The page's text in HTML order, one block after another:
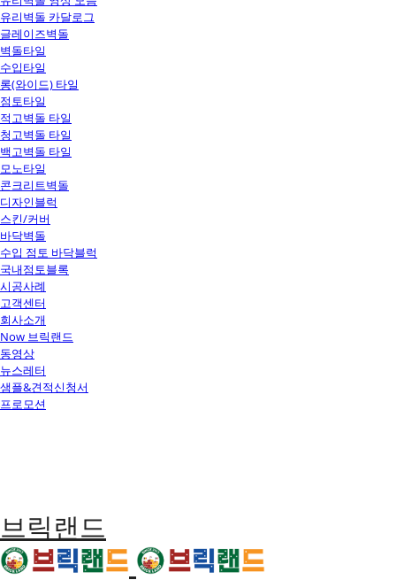
유리벽돌 카달로그
글레이즈벽돌
벽돌타일
수입타일
롱(와이드) 타일
점토타일
적고벽돌 타일
청고벽돌 타일
백고벽돌 타일
모노타일
콘크리트벽돌
디자인블럭
스킨/커버
바닥벽돌
수입 점토 바닥블럭
국내점토블록
시공사례
고객센터
회사소개
Now 브릭랜드
동영상
뉴스레터
샘플&견적신청서
프로모션
브릭랜드